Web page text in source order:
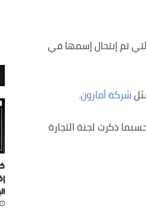
تم إنتحال إسمها في
شركة أمازون.
العام الماضى، حسبما ذكرت لجنة التجارة